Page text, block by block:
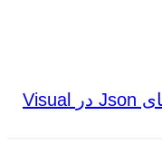
دریافت خطای 404 برای فایل های Json در Visual